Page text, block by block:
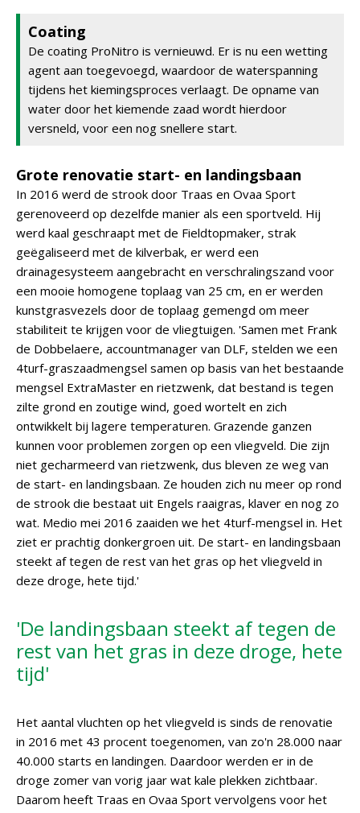
Coating
De coating ProNitro is vernieuwd. Er is nu een wetting
agent aan toegevoegd, waardoor de waterspanning
tijdens het kiemingsproces verlaagt. De opname van
water door het kiemende zaad wordt hierdoor
versneld, voor een nog snellere start.
Grote renovatie start- en landingsbaan
In 2016 werd de strook door Traas en Ovaa Sport
gerenoveerd op dezelfde manier als een sportveld. Hij
werd kaal geschraapt met de Fieldtopmaker, strak
geëgaliseerd met de kilverbak, er werd een
drainagesysteem aangebracht en verschralingszand voor
een mooie homogene toplaag van 25 cm, en er werden
kunstgrasvezels door de toplaag gemengd om meer
stabiliteit te krijgen voor de vliegtuigen. 'Samen met Frank
de Dobbelaere, accountmanager van DLF, stelden we een
4turf-graszaadmengsel samen op basis van het bestaande
mengsel ExtraMaster en rietzwenk, dat bestand is tegen
zilte grond en zoutige wind, goed wortelt en zich
ontwikkelt bij lagere temperaturen. Grazende ganzen
kunnen voor problemen zorgen op een vliegveld. Die zijn
niet gecharmeerd van rietzwenk, dus bleven ze weg van
de start- en landingsbaan. Ze houden zich nu meer op rond
de strook die bestaat uit Engels raaigras, klaver en nog zo
wat. Medio mei 2016 zaaiden we het 4turf-mengsel in. Het
ziet er prachtig donkergroen uit. De start- en landingsbaan
steekt af tegen de rest van het gras op het vliegveld in
deze droge, hete tijd.'
'De landingsbaan steekt af tegen de
rest van het gras in deze droge, hete
tijd'
Het aantal vluchten op het vliegveld is sinds de renovatie
in 2016 met 43 procent toegenomen, van zo'n 28.000 naar
40.000 starts en landingen. Daardoor werden er in de
droge zomer van vorig jaar wat kale plekken zichtbaar.
Daarom heeft Traas en Ovaa Sport vervolgens voor het